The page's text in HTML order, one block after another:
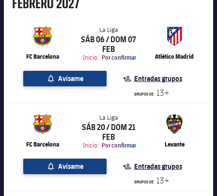
FEBRERO2027
FC Barcelona
La Liga
La Liga
SÁB 06 / DOM 07
FEB
Inicio: Por confirmar Atlético Madrid
label.aria.chevronright
Avísame Entradas grupos
GRUPOS DE 13+
FC Barcelona
La Liga
La Liga
SÁB 20 / DOM 21
FEB
Inicio: Por confirmar Levante
label.aria.chevronright
Avísame Entradas grupos
GRUPOS DE 13+